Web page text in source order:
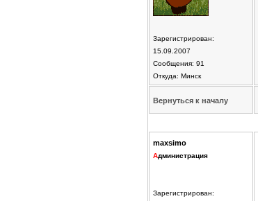
Зарегистрирован:
15.09.2007
Сообщения: 91
Откуда: Минск
Вернуться к началу
maxsimo
Администрация
Зарегистрирован: